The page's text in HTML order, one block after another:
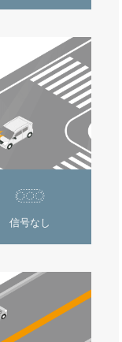
信号なし